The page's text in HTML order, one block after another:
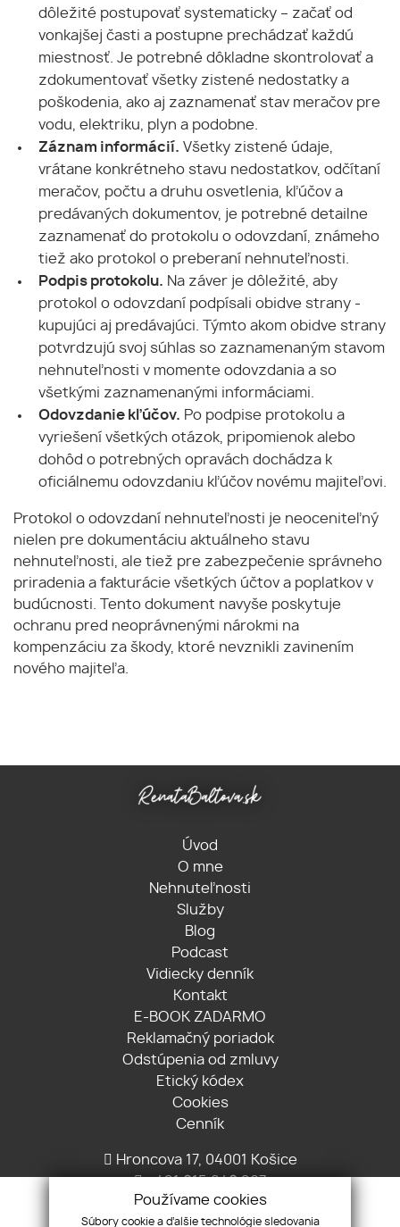
dôležité postupovať systematicky – začať od
vonkajšej časti a postupne prechádzať každú
miestnosť. Je potrebné dôkladne skontrolovať a
zdokumentovať všetky zistené nedostatky a
poškodenia, ako aj zaznamenať stav meračov pre
vodu, elektriku, plyn a podobne.
Záznam informácií. Všetky zistené údaje,
vrátane konkrétneho stavu nedostatkov, odčítaní
meračov, počtu a druhu osvetlenia, kľúčov a
predávaných dokumentov, je potrebné detailne
zaznamenať do protokolu o odovzdaní, známeho
tiež ako protokol o preberaní nehnuteľnosti.
Podpis protokolu. Na záver je dôležité, aby
protokol o odovzdaní podpísali obidve strany -
kupujúci aj predávajúci. Týmto akom obidve strany
potvrdzujú svoj súhlas so zaznamenaným stavom
nehnuteľnosti v momente odovzdania a so
všetkými zaznamenanými informáciami.
Odovzdanie kľúčov. Po podpise protokolu a
vyriešení všetkých otázok, pripomienok alebo
dohôd o potrebných opravách dochádza k
oficiálnemu odovzdaniu kľúčov novému majiteľovi.
Protokol o odovzdaní nehnuteľnosti je neoceniteľný
nielen pre dokumentáciu aktuálneho stavu
nehnuteľnosti, ale tiež pre zabezpečenie správneho
priradenia a fakturácie všetkých účtov a poplatkov v
budúcnosti. Tento dokument navyše poskytuje
ochranu pred neoprávnenými nárokmi na
kompenzáciu za škody, ktoré nevznikli zavinením
nového majiteľa.
Úvod
O mne
Nehnuteľnosti
Služby
Blog
Podcast
Vidiecky denník
Kontakt
E-BOOK ZADARMO
Reklamačný poriadok
Odstúpenia od zmluvy
Etický kódex
Cookies
Cenník
Hroncova 17, 04001 Košice
+421 915 849 207
info@renatabaltova.sk
Používame cookies
Súbory cookie a ďalšie technológie sledovania